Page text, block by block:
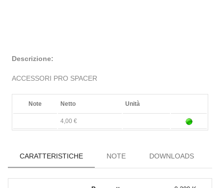
Descrizione:
ACCESSORI PRO SPACER
Note Netto Unità
4,00 €
CARATTERISTICHE NOTE DOWNLOADS